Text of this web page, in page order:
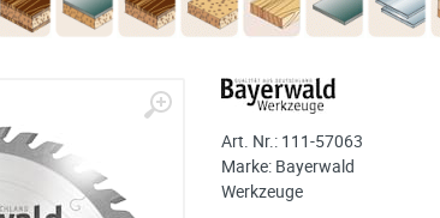
Art. Nr.: 111-57063
Marke: Bayerwald
Werkzeuge